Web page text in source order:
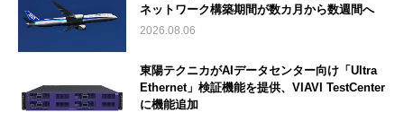
ネットワーク構築期間が数カ月から数週間へ
2026.08.06
東陽テクニカがAIデータセンター向け「Ultra
Ethernet」検証機能を提供、VIAVI TestCenter
に機能追加